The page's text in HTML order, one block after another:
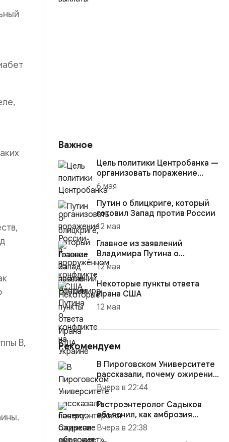
B,
Важное
Цель политики Центробанка —
организовать поражение
России в вооружённом
конфликте с США
6 мая
Путин о блицкриге, который
готовил Запад против России
12 мая
Главное из заявлений
Владимира Путина о
конфликте на Украине
12 мая
Некоторые пункты ответа
Ирана США
12 мая
Рекомендуем
В Пироговском Университете
рассказали, почему ожирение
«молодеет» и как его ...
Вчера в 22:44
Гастроэнтеролог Садыков
объяснил, как амброзия
может влиять на ЖКТ
Вчера в 22:38